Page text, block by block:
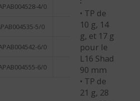
4/0
5/0 35 g / 5/0
6/0 42 g / 6/0
6/0 55 g / 6/0
• TP de
10 g, 14
g, et 17 g
pour le
L16 Shad
90 mm
• TP de
21 g, 28